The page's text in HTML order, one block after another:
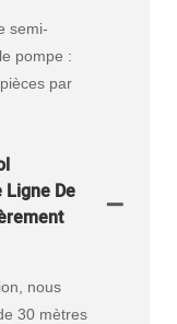
semi-
pompe :
par
Ligne De
nous
30 mètres